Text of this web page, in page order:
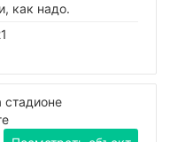
как надо.